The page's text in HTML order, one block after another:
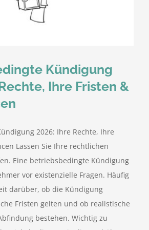
Blog
Impressum
Kündigung
Ihre Fristen &
2026: Ihre Rechte, Ihre
Lassen Sie Ihre rechtlichen
Eine betriebsbedingte Kündigung
vor existenzielle Fragen. Häufig
darüber, ob die Kündigung
Fristen gelten und ob realistische
bestehen. Wichtig zu